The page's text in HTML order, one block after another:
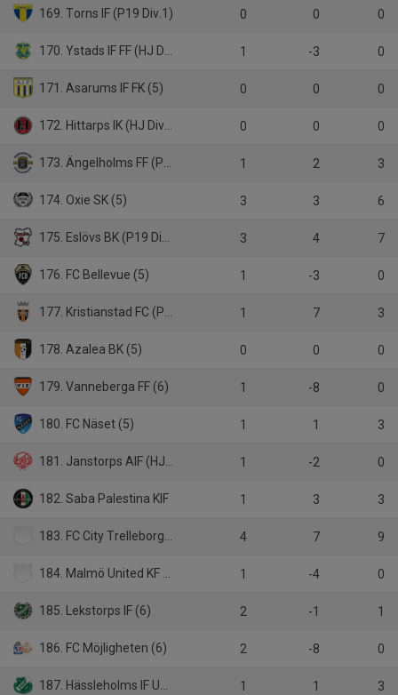
169. Torns IF (P19 Div.1) 0 0 0
170. Ystads IF FF (HJ Div.1) 1 -3 0
171. Asarums IF FK (5) 0 0 0
172. Hittarps IK (HJ Div.1) 0 0 0
173. Ängelholms FF (P19) 1 2 3
174. Oxie SK (5) 3 3 6
175. Eslövs BK (P19 Div.1) 3 4 7
176. FC Bellevue (5) 1 -3 0
177. Kristianstad FC (P19 Div.1) 1 7 3
178. Azalea BK (5) 0 0 0
179. Vanneberga FF (6) 1 -8 0
180. FC Näset (5) 1 1 3
181. Janstorps AIF (HJ Div.3) 1 -2 0
182. Saba Palestina KIF 1 3 3
183. FC City Trelleborg (5) 4 7 9
184. Malmö United KF (6) 1 -4 0
185. Lekstorps IF (6) 2 -1 1
186. FC Möjligheten (6) 2 -8 0
187. Hässleholms IF U19 1 1 3